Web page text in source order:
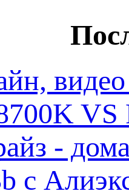
VS
-
с